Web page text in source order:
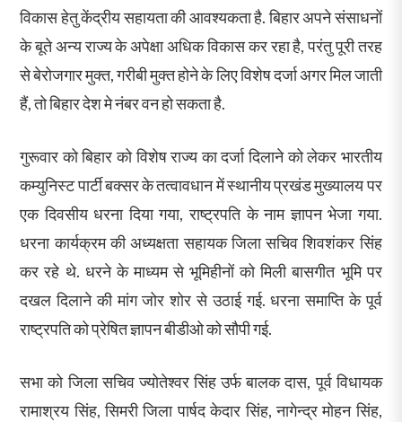
विकास हेतु केंद्रीय सहायता की आवश्यकता है. बिहार अपने संसाधनों
के बूते अन्य राज्य के अपेक्षा अधिक विकास कर रहा है, परंतु पूरी तरह
से बेरोजगार मुक्त, गरीबी मुक्त होने के लिए विशेष दर्जा अगर मिल जाती
हैं, तो बिहार देश मे नंबर वन हो सकता है.
गुरूवार को बिहार को विशेष राज्य का दर्जा दिलाने को लेकर भारतीय
कम्युनिस्ट पार्टी बक्सर के तत्वावधान में स्थानीय प्रखंड मुख्यालय पर
एक दिवसीय धरना दिया गया, राष्ट्रपति के नाम ज्ञापन भेजा गया.
धरना कार्यक्रम की अध्यक्षता सहायक जिला सचिव शिवशंकर सिंह
कर रहे थे. धरने के माध्यम से भूमिहीनों को मिली बासगीत भूमि पर
दखल दिलाने की मांग जोर शोर से उठाई गई. धरना समाप्ति के पूर्व
राष्ट्रपति को प्रेषित ज्ञापन बीडीओ को सौपी गई.
सभा को जिला सचिव ज्योतेश्वर सिंह उर्फ बालक दास, पूर्व विधायक
रामाश्रय सिंह, सिमरी जिला पार्षद केदार सिंह, नागेन्द्र मोहन सिंह,